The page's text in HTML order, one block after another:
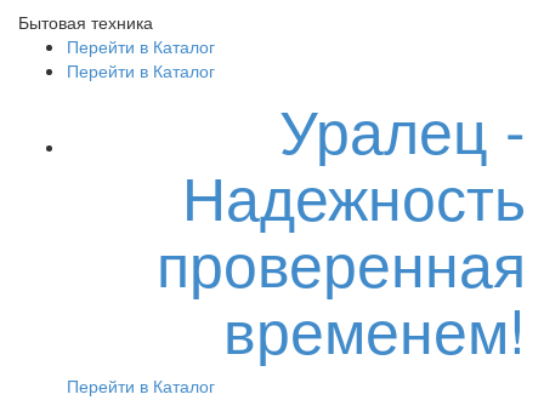
Бытовая техника
Перейти в Каталог
Перейти в Каталог
Уралец -
Надежность
проверенная
временем!
Перейти в Каталог